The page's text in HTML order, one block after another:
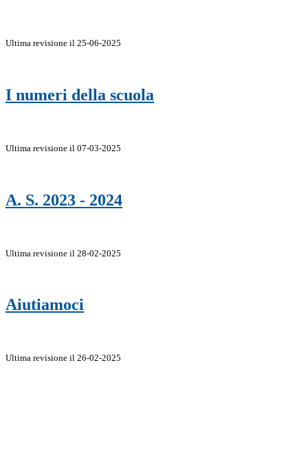
Ultima revisione il 25-06-2025
I numeri della scuola
Ultima revisione il 07-03-2025
A. S. 2023 - 2024
Ultima revisione il 28-02-2025
Aiutiamoci
Ultima revisione il 26-02-2025